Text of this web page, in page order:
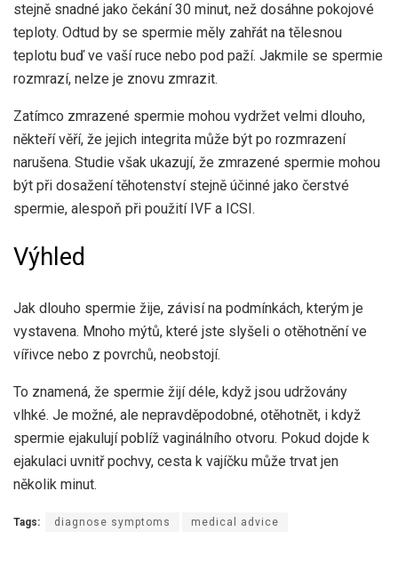
stejně snadné jako čekání 30 minut, než dosáhne pokojové
teploty. Odtud by se spermie měly zahřát na tělesnou
teplotu buď ve vaší ruce nebo pod paží. Jakmile se spermie
rozmrazí, nelze je znovu zmrazit.
Zatímco zmrazené spermie mohou vydržet velmi dlouho,
někteří věří, že jejich integrita může být po rozmrazení
narušena. Studie však ukazují, že zmrazené spermie mohou
být při dosažení těhotenství stejně účinné jako čerstvé
spermie, alespoň při použití IVF a ICSI.
Výhled
Jak dlouho spermie žije, závisí na podmínkách, kterým je
vystavena. Mnoho mýtů, které jste slyšeli o otěhotnění ve
vířivce nebo z povrchů, neobstojí.
To znamená, že spermie žijí déle, když jsou udržovány
vlhké. Je možné, ale nepravděpodobné, otěhotnět, i když
spermie ejakulují poblíž vaginálního otvoru. Pokud dojde k
ejakulaci uvnitř pochvy, cesta k vajíčku může trvat jen
několik minut.
Tags: diagnose symptoms medical advice